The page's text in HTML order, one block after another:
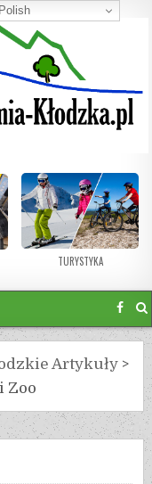
TURYSTYKA
Artykuły >
Zoo
Polish